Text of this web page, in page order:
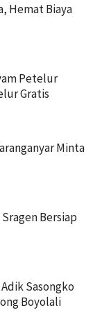
Hemat Biaya
Petelur
Gratis
Minta
Bersiap
Sasongko
Boyolali